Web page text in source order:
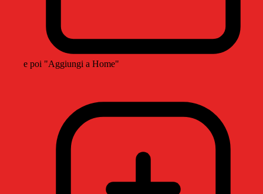
e poi "Aggiungi a Home"